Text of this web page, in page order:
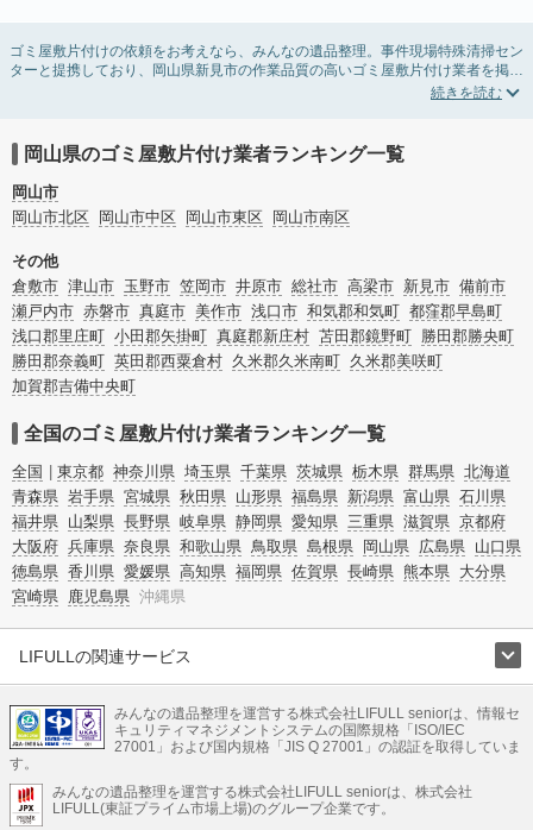
ゴミ屋敷片付けの依頼をお考えなら、みんなの遺品整理。事件現場特殊清掃セン
ターと提携しており、岡山県新見市の作業品質の高いゴミ屋敷片付け業者を掲載
しています。汚部屋の片付けに伴う不用品の処分・回収・引き取りから、外虫の
条件を利用し検索してみましょう。ゴミ屋敷になってしまう方は高齢で体力的に
掃除するのが難しい、認知症やセルフネグレクトになってしまう、精神的なスト
レスなど様々な原因があります。
またお役立ち情報も豊富なので、部屋を埋めつくす大量のゴミを自力で片付ける
方法についてもチェックしてみてください。
岡山県のゴミ屋敷片付け業者ランキング一覧
岡山市
岡山市北区
岡山市中区 岡山市東区 岡山市南区
その他
倉敷市 津山市 玉野市 笠岡市 井原市 総社市 高梁市 新見市 備前市
瀬戸内市 赤磐市 真庭市 美作市 浅口市 和気郡和気町 都窪郡早島町
浅口郡里庄町 小田郡矢掛町 真庭郡新庄村 苫田郡鏡野町 勝田郡勝央町
勝田郡奈義町 英田郡西粟倉村 久米郡久米南町 久米郡美咲町
加賀郡吉備中央町
全国のゴミ屋敷片付け業者ランキング一覧
全国 東京都 神奈川県 埼玉県 千葉県 茨城県 栃木県 群馬県 北海道
青森県 岩手県 宮城県 秋田県 山形県 福島県 新潟県 富山県 石川県
福井県 山梨県 長野県 岐阜県 静岡県 愛知県 三重県 滋賀県 京都府
大阪府 兵庫県 奈良県 和歌山県 鳥取県 島根県 岡山県 広島県 山口県
徳島県 香川県 愛媛県 高知県 福岡県 佐賀県 長崎県 熊本県 大分県
宮崎県 鹿児島県 沖縄県
LIFULLの関連サービス
不動産・住宅
引越し 老人ホーム 地方創生 ママの就労支援
不動産クラウドファンディング 遺品整理 老後の暮らし情報
LIFULL HOME'Sのサービス
みんなの遺品整理を運営する株式会社LIFULL seniorは、情報セ
キュリティマネジメントシステムの国際規格「ISO/IEC
27001」および国内規格「JIS Q 27001」の認証を取得していま
す。
みんなの遺品整理を運営する株式会社LIFULL seniorは、株式会社
LIFULL(東証プライム市場上場)のグループ企業です。